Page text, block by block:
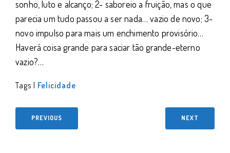
sonho, luto e alcanço; 2- saboreio a fruição, mas o que
parecia um tudo passou a ser nada… vazio de novo; 3-
novo impulso para mais um enchimento provisório…
Haverá coisa grande para saciar tão grande-eterno
vazio?…
Tags | Felicidade
PREVIOUS NEXT